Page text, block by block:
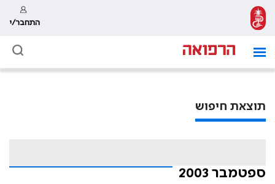
התחבר/י
תוצאת חיפוש
ספטמבר 2003